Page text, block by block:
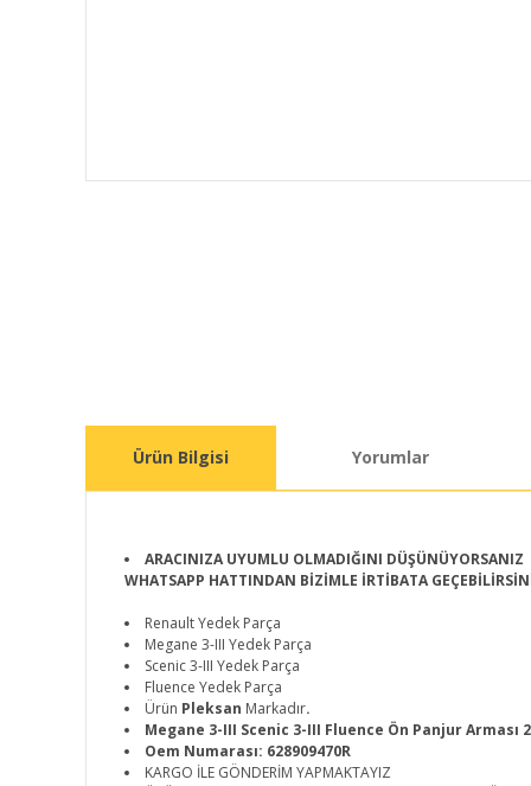
Ürün Bilgisi Yorumlar
ARACINIZA UYUMLU OLMADIĞINI DÜŞÜNÜYORSANIZ
WHATSAPP HATTINDAN BİZİMLE İRTİBATA
Renault Yedek Parça
Megane 3-III Yedek Parça
Scenic 3-III Yedek Parça
Fluence Yedek Parça
Ürün Pleksan Markadır.
Megane 3-III Scenic 3-III Fluence Ön Panjur Arması
Oem Numarası: 628909470R
KARGO İLE GÖNDERİM YAPMAKTAYIZ